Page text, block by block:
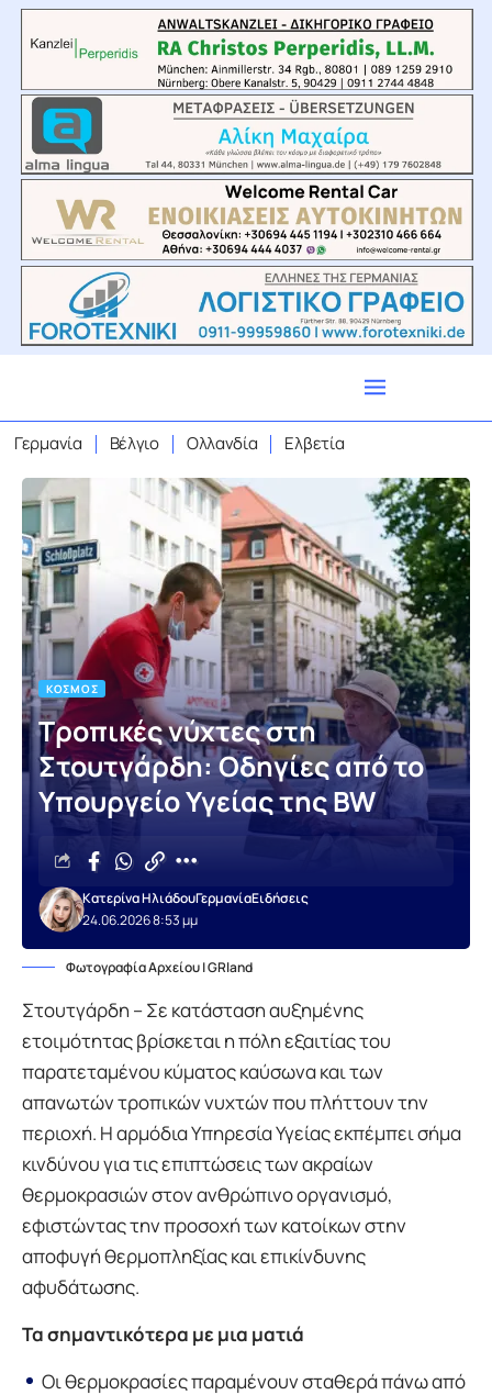
Γερμανία Βέλγιο Ολλανδία Ελβετία
ΚΌΣΜΟΣ
Τροπικές νύχτες στη
Στουτγάρδη: Οδηγίες από το
Υπουργείο Υγείας της BW
24.06.2026 8:53 μμ
Κατερίνα ΗλιάδουΓερμανίαΕιδήσεις
Φωτογραφία Αρχείου | GRland
Στουτγάρδη – Σε κατάσταση αυξημένης
ετοιμότητας βρίσκεται η πόλη εξαιτίας του
παρατεταμένου κύματος καύσωνα και των
απανωτών τροπικών νυχτών που πλήττουν την
περιοχή. Η αρμόδια Υπηρεσία Υγείας εκπέμπει σήμα
κινδύνου για τις επιπτώσεις των ακραίων
θερμοκρασιών στον ανθρώπινο οργανισμό,
εφιστώντας την προσοχή των κατοίκων στην
αποφυγή θερμοπληξίας και επικίνδυνης
αφυδάτωσης.
Τα σημαντικότερα με μια ματιά
Οι θερμοκρασίες παραμένουν σταθερά πάνω από